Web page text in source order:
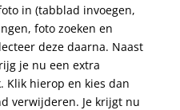
in (tabblad invoegen,
foto zoeken en
deze daarna. Naast
je nu een extra
Klik hierop en kies dan
verwijderen. Je krijgt nu